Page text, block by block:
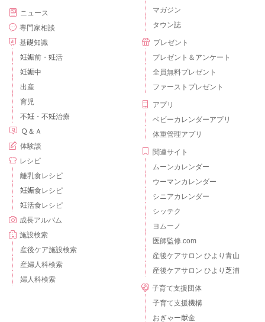
ニュース
専門家相談
基礎知識
妊娠前・妊活
妊娠中
出産
育児
不妊・不妊治療
Ｑ＆Ａ
体験談
レシピ
離乳食レシピ
妊娠食レシピ
妊活食レシピ
成長アルバム
施設検索
産後ケア施設検索
産婦人科検索
婦人科検索
マガジン
タウン誌
プレゼント
プレゼント＆アンケート
全員無料プレゼント
ファーストプレゼント
アプリ
ベビーカレンダーアプリ
体重管理アプリ
関連サイト
ムーンカレンダー
ウーマンカレンダー
シニアカレンダー
シッテク
ヨムーノ
医師監修.com
産後ケアサロン ひより青山
産後ケアサロン ひより芝浦
子育て支援団体
子育て支援機構
おぎゃー献金